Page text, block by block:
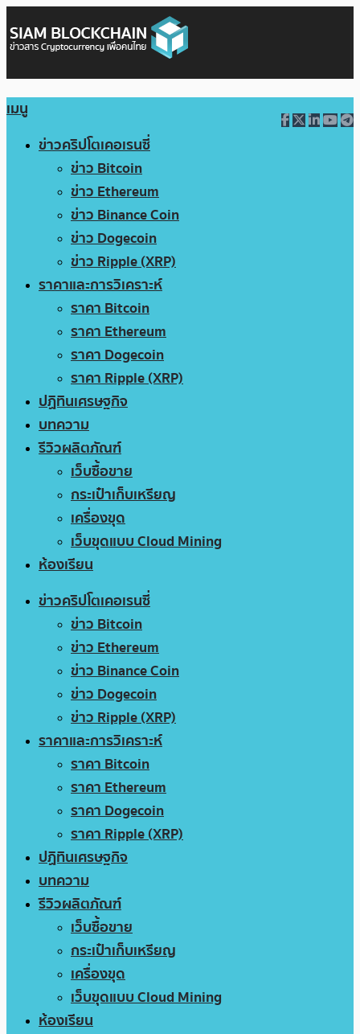
เมนู
ข่าวคริปโตเคอเรนซี่
ข่าว Bitcoin
ข่าว Ethereum
ข่าว Binance Coin
ข่าว Dogecoin
ข่าว Ripple (XRP)
ราคาและการวิเคราะห์
ราคา Bitcoin
ราคา Ethereum
ราคา Dogecoin
ราคา Ripple (XRP)
ปฏิทินเศรษฐกิจ
บทความ
รีวิวผลิตภัณฑ์
เว็บซื้อขาย
กระเป๋าเก็บเหรียญ
เครื่องขุด
เว็บขุดแบบ Cloud Mining
ห้องเรียน
ข่าวคริปโตเคอเรนซี่
ข่าว Bitcoin
ข่าว Ethereum
ข่าว Binance Coin
ข่าว Dogecoin
ข่าว Ripple (XRP)
ราคาและการวิเคราะห์
ราคา Bitcoin
ราคา Ethereum
ราคา Dogecoin
ราคา Ripple (XRP)
ปฏิทินเศรษฐกิจ
บทความ
รีวิวผลิตภัณฑ์
เว็บซื้อขาย
กระเป๋าเก็บเหรียญ
เครื่องขุด
เว็บขุดแบบ Cloud Mining
ห้องเรียน